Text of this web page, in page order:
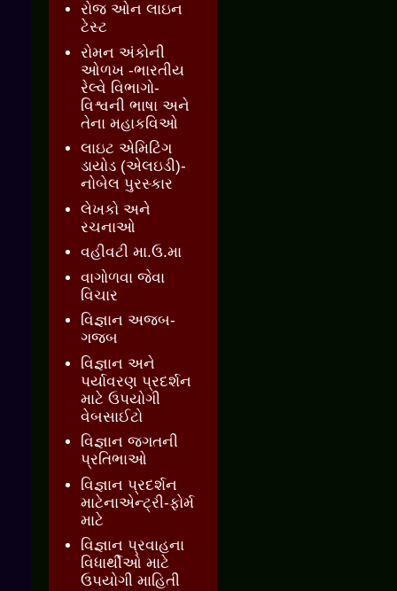
રોજ ઓન લાઇન
ટેસ્ટ
રોમન અંકોની
ઓળખ -ભારતીય
રેલ્વે વિભાગો-
વિશ્વની ભાષા અને
તેના મહાકવિઓ
લાઇટ એમિટિંગ
ડાયોડ (એલઇડી)-
નોબેલ પુરસ્કાર
લેખકો અને
રચનાઓ
વહીવટી મા.ઉ.મા
વાગોળવા જેવા
વિચાર
વિજ્ઞાન અજબ-
ગજબ
વિજ્ઞાન અને
પર્યાવરણ પ્રદર્શન
માટે ઉપયોગી
વેબસાઈટો
વિજ્ઞાન જગતની
પ્રતિભાઓ
વિજ્ઞાન પ્રદર્શન
માટેનાએન્ટ્રી-ફોર્મ
માટે
વિજ્ઞાન પ્રવાહના
વિધાર્થીઓ માટે
ઉપયોગી માહિતી